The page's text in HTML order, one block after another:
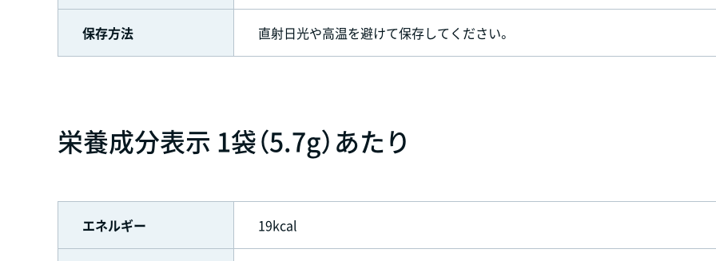
保存方法 直射日光や高温を避けて保存してください。
栄養成分表示 1袋（5.7g）あたり
エネルギー 19kcal